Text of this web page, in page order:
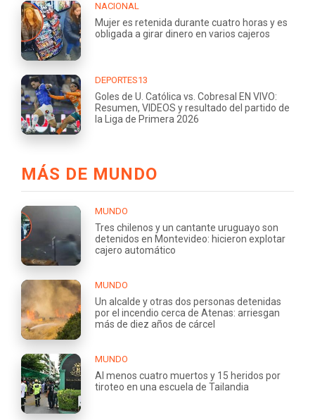
NACIONAL
Mujer es retenida durante cuatro horas y es
obligada a girar dinero en varios cajeros
DEPORTES13
Goles de U. Católica vs. Cobresal EN VIVO:
Resumen, VIDEOS y resultado del partido de
la Liga de Primera 2026
MÁS DE MUNDO
MUNDO
Tres chilenos y un cantante uruguayo son
detenidos en Montevideo: hicieron explotar
cajero automático
MUNDO
Un alcalde y otras dos personas detenidas
por el incendio cerca de Atenas: arriesgan
más de diez años de cárcel
MUNDO
Al menos cuatro muertos y 15 heridos por
tiroteo en una escuela de Tailandia